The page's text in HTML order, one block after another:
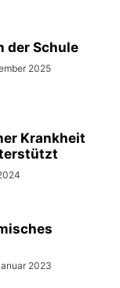
der Schule
2025
Krankheit
2023